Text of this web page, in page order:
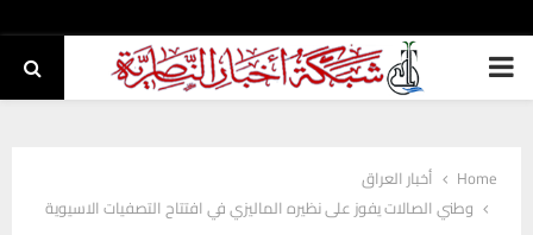
PRIMARY
Home
أخبار العراق
وطني الصالات يفوز على نظيره الماليزي في افتتاح التصفيات الاسيوية